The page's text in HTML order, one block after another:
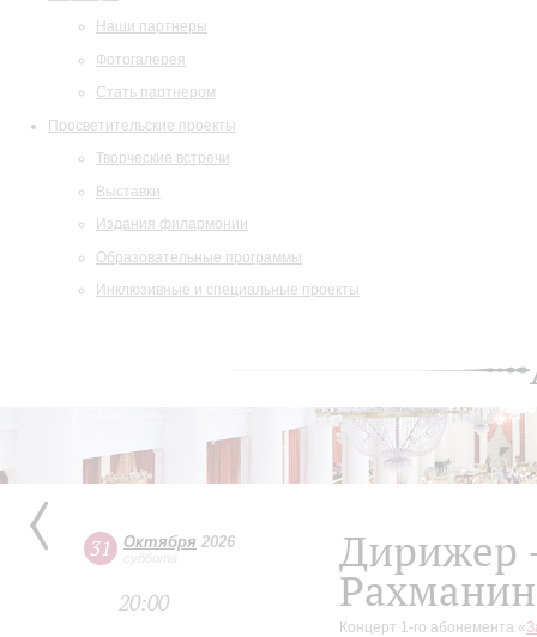
Наши партнеры
Фотогалерея
Стать партнером
Просветительские проекты
Творческие встречи
Выставки
Издания филармонии
Образовательные программы
Инклюзивные и специальные проекты
31 Октября 2026
суббота
20:00
Дирижер
Концерт 1-го абонемента «